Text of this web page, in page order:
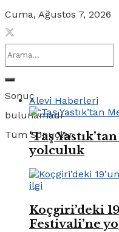
Cuma, Ağustos 7, 2026
Sonuç
bulunamadı
Tüm Sonuçlar
Alevi Haberleri
‘Taş
yolculuk
Koçgiri’deki
Festivali’ne